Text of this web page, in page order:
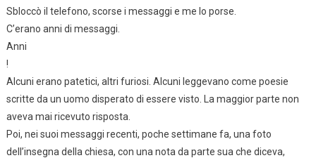
Sbloccò il telefono, scorse i messaggi e me lo porse.
C’erano anni di messaggi.
Anni
!
Alcuni erano patetici, altri furiosi. Alcuni leggevano come poesie
scritte da un uomo disperato di essere visto. La maggior parte non
aveva mai ricevuto risposta.
Poi, nei suoi messaggi recenti, poche settimane fa, una foto
dell’insegna della chiesa, con una nota da parte sua che diceva,